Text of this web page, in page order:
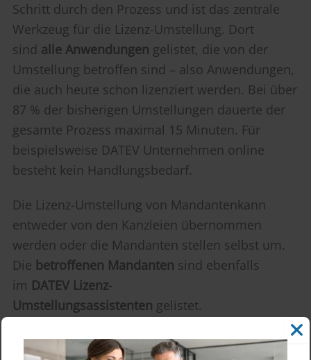
Schritt durch den Prozess und ist das zentrale
Werkzeug für die Lizenz-Umstellung. Dort
sind alle Anwendungen gelistet, die von der
Umstellung betroffen sind – also Anwendungen,
die auch heute schon lizenziert werden. Bei über
87 % der bisherigen Umstellungen dauerte der
gesamte Prozess maximal 15 Minuten. Für
beispielsweise DATEV Unternehmen online
besteht kein Handlungsbedarf.
Die Lizenz-Umstellung von Mandantenkann
entweder von den Kanzleien übernommen
werden oder die Mandanten stellen selbst um.
Die betroffenen Mandanten sind ebenfalls
im DATEV Lizenz-
Umstellungsassistenten gelistet.
Diebisherigen Lizenztypen– Betriebsstätten-,